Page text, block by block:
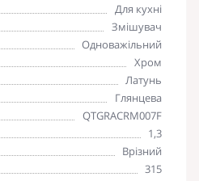
Для кухні
Змішувач
Одноважільний
Хром
Латунь
Глянцева
QTGRACRM007F
1,3
Врізний
315